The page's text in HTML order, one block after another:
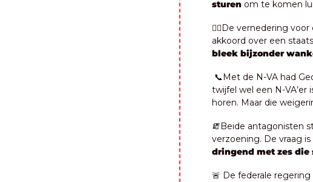
sturen om te komen
⛓️‍💥De vernedering
bleek bijzonder
📞Met de N-VA had
twijfel wel een N-VA’er
horen. Maar die
🧯Beide antagonisten
dringend met zes
🚨 De federale